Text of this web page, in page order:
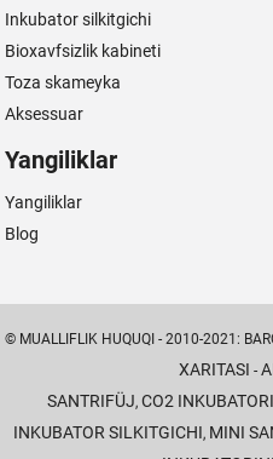
Inkubator silkitgichi
Bioxavfsizlik kabineti
Toza skameyka
Aksessuar
Yangiliklar
Yangiliklar
Blog
© MUALLIFLIK HUQUQI - 2010-2021:
XARITASI -
SANTRIFÜJ, CO2 INKUBATORI
INKUBATOR SILKITGICHI, MINI